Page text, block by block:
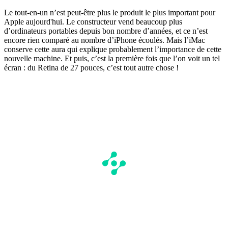
Le tout-en-un n’est peut-être plus le produit le plus important pour
Apple aujourd'hui. Le constructeur vend beaucoup plus
d’ordinateurs portables depuis bon nombre d’années, et ce n’est
encore rien comparé au nombre d’iPhone écoulés. Mais l’iMac
conserve cette aura qui explique probablement l’importance de cette
nouvelle machine. Et puis, c’est la première fois que l’on voit un tel
écran : du Retina de 27 pouces, c’est tout autre chose !